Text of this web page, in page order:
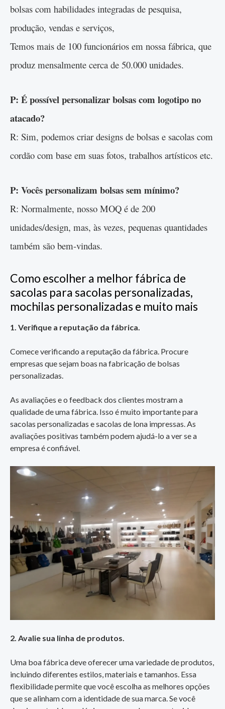
bolsas com habilidades integradas de pesquisa,
produção, vendas e serviços,
Temos mais de 100 funcionários em nossa fábrica, que
produz mensalmente cerca de 50.000 unidades.
P: É possível personalizar bolsas com logotipo no
atacado?
R: Sim, podemos criar designs de bolsas e sacolas com
cordão com base em suas fotos, trabalhos artísticos etc.
P: Vocês personalizam bolsas sem mínimo?
R: Normalmente, nosso MOQ é de 200
unidades/design, mas, às vezes, pequenas quantidades
também são bem-vindas.
Como escolher a melhor fábrica de
sacolas para sacolas personalizadas,
mochilas personalizadas e muito mais
1. Verifique a reputação da fábrica.
Comece verificando a reputação da fábrica. Procure
empresas que sejam boas na fabricação de bolsas
personalizadas.
As avaliações e o feedback dos clientes mostram a
qualidade de uma fábrica. Isso é muito importante para
sacolas personalizadas e sacolas de lona impressas. As
avaliações positivas também podem ajudá-lo a ver se a
empresa é confiável.
2. Avalie sua linha de produtos.
Uma boa fábrica deve oferecer uma variedade de produtos,
incluindo diferentes estilos, materiais e tamanhos. Essa
flexibilidade permite que você escolha as melhores opções
que se alinham com a identidade de sua marca. Se você